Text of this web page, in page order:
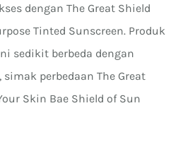
dengan The Great Shield
Tinted Sunscreen. Produk
sedikit berbeda dengan
perbedaan The Great
Skin Bae Shield of Sun